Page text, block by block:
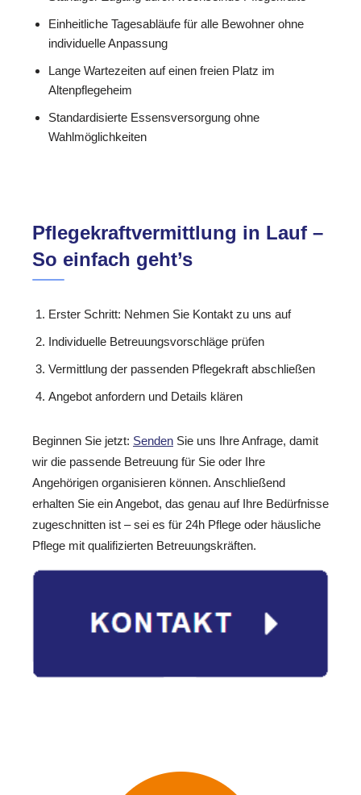
Einheitliche Tagesabläufe für alle Bewohner ohne
individuelle Anpassung
Lange Wartezeiten auf einen freien Platz im
Altenpflegeheim
Standardisierte Essensversorgung ohne
Wahlmöglichkeiten
Pflegekraftvermittlung in Lauf –
So einfach geht’s
Erster Schritt: Nehmen Sie Kontakt zu uns auf
Individuelle Betreuungsvorschläge prüfen
Vermittlung der passenden Pflegekraft abschließen
Angebot anfordern und Details klären
Beginnen Sie jetzt: Senden Sie uns Ihre Anfrage, damit
wir die passende Betreuung für Sie oder Ihre
Angehörigen organisieren können. Anschließend
erhalten Sie ein Angebot, das genau auf Ihre Bedürfnisse
zugeschnitten ist – sei es für 24h Pflege oder häusliche
Pflege mit qualifizierten Betreuungskräften.